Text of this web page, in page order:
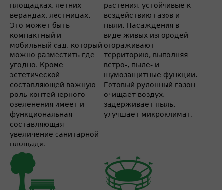
площадках, летних
верандах, лестницах.
Это может быть
компактный и
мобильный сад, который
можно разместить где
угодно. Кроме
эстетической
составляющей важную
роль контейнерного
озеленения имеет и
функциональная
составляющая -
увеличение санитарной
площади.
растения, устойчивые к
воздействию газов и
пыли. Насаждения в
виде живых изгородей
огораживают
территорию, выполняя
ветро-, пыле- и
шумозащитные функции.
Готовый рулонный газон
очищает воздух,
задерживает пыль,
улучшает микроклимат.